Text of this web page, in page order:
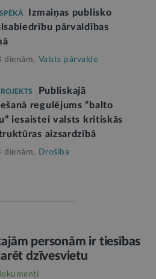
Izmaiņas publisko
pārvaldības
dienām, Valsts pārvalde
Publiskajā
regulējums “balto
iesaistei valsts kritiskās
aizsardzībā
dienām, Drošība
personām ir tiesības
dzīvesvietu